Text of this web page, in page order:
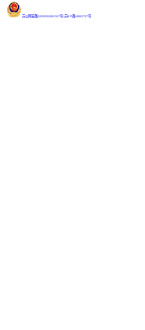
苏公网安备32020502001567号 苏ICP备18065767号